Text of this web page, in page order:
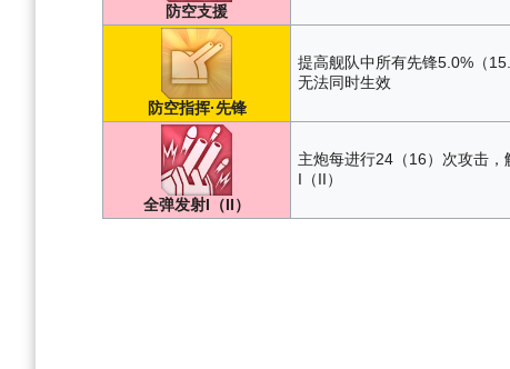
防空支援
防空指挥·先锋
提高舰队中所有先锋5.0%（
无法同时生效
全弹发射I（II）
主炮每进行24（16）次攻击
I（II）